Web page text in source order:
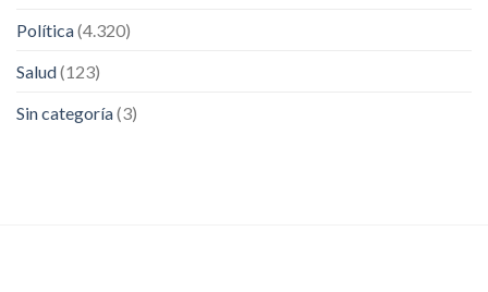
Política(4.320)
Salud(123)
Sin categoría(3)